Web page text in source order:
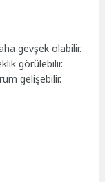
gevşek olabilir.
görülebilir.
gelişebilir.